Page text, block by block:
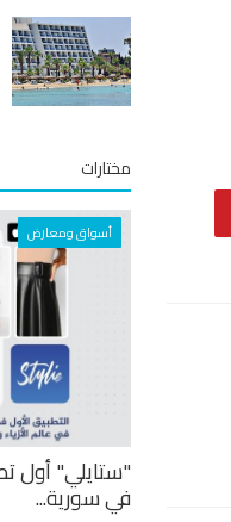
مختارات
أسواق ومعارض
"ستايلي" أول
في سورية...